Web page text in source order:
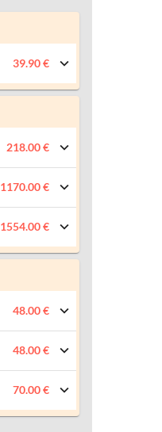
39.90 €
218.00 €
1170.00 €
1554.00 €
48.00 €
48.00 €
70.00 €